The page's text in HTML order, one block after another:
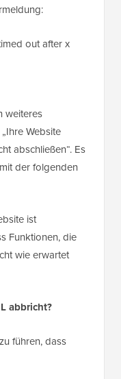
out after x
weiteres
Website
abschließen“. Es
der folgenden
ist
Funktionen, die
wie erwartet
abbricht?
führen, dass